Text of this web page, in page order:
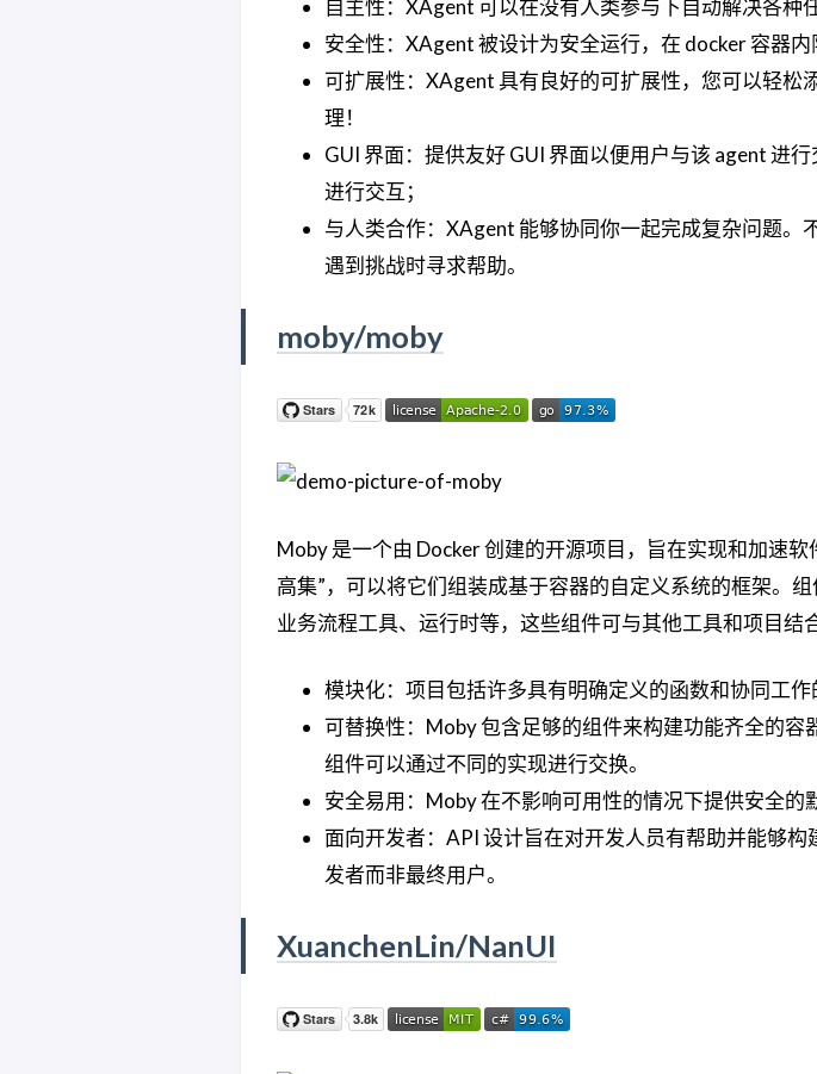
自主性：XAgent 可以在没有人类参与下自动解决各种任
安全性：XAgent 被设计为安全运行，在 docker 容器内
可扩展性：XAgent 具有良好的可扩展性，您可以轻松
理！
GUI 界面：提供友好 GUI 界面以便用户与该 agent 进
进行交互；
与人类合作：XAgent 能够协同你一起完成复杂问题。
遇到挑战时寻求帮助。
moby/moby
Moby 是一个由 Docker 创建的开源项目，旨在实现和加速
高集”，可以将它们组装成基于容器的自定义系统的框架。
业务流程工具、运行时等，这些组件可与其他工具和项目结
模块化：项目包括许多具有明确定义的函数和协同工作
可替换性：Moby 包含足够的组件来构建功能齐全的
组件可以通过不同的实现进行交换。
安全易用：Moby 在不影响可用性的情况下提供安全的
面向开发者：API 设计旨在对开发人员有帮助并能够
发者而非最终用户。
XuanchenLin/NanUI